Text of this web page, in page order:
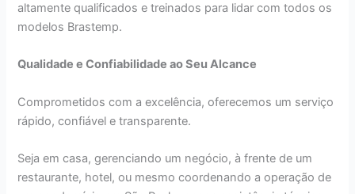
altamente qualificados e treinados para lidar com todos os
modelos Brastemp.
Qualidade e Confiabilidade ao Seu Alcance
Comprometidos com a excelência, oferecemos um serviço
rápido, confiável e transparente.
Seja em casa, gerenciando um negócio, à frente de um
restaurante, hotel, ou mesmo coordenando a operação de